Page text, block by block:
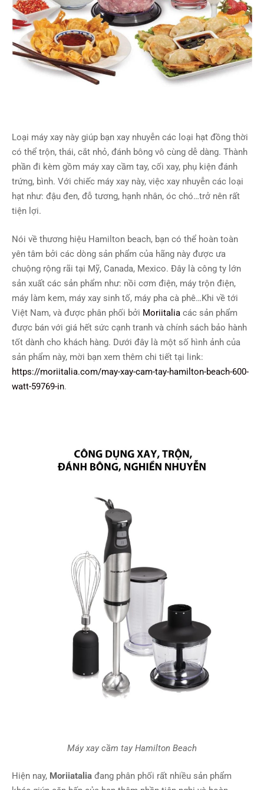
Loại máy xay này giúp bạn xay nhuyễn các loại hạt đồng thời
có thể trộn, thái, cắt nhỏ, đánh bông vô cùng dễ dàng. Thành
phần đi kèm gồm máy xay cầm tay, cối xay, phụ kiện đánh
trứng, bình. Với chiếc máy xay này, việc xay nhuyễn các loại
hạt như: đậu đen, đỗ tương, hạnh nhân, óc chó…trở nên rất
tiện lợi.
Nói về thương hiệu Hamilton beach, bạn có thể hoàn toàn
yên tâm bởi các dòng sản phẩm của hãng này được ưa
chuộng rộng rãi tại Mỹ, Canada, Mexico. Đây là công ty lớn
sản xuất các sản phẩm như: nồi cơm điện, máy trộn điện,
máy làm kem, máy xay sinh tố, máy pha cà phê…Khi về tới
Việt Nam, và được phân phối bởi Moriitalia các sản phẩm
được bán với giá hết sức cạnh tranh và chính sách bảo hành
tốt dành cho khách hàng. Dưới đây là một số hình ảnh của
sản phẩm này, mời bạn xem thêm chi tiết tại link:
https://moriitalia.com/may-xay-cam-tay-hamilton-beach-600-
watt-59769-in.
Máy xay cầm tay Hamilton Beach
Hiện nay, Moriiatalia đang phân phối rất nhiều sản phẩm